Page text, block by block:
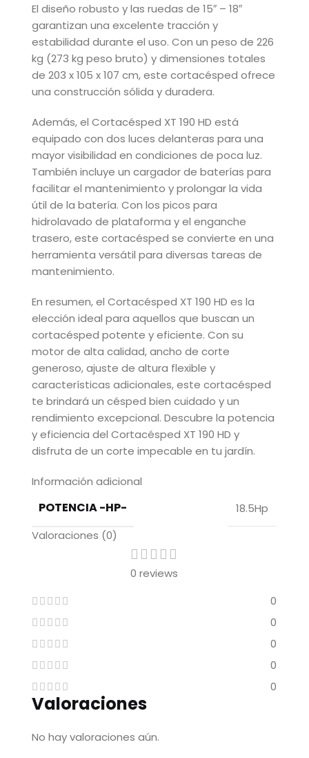
El diseño robusto y las ruedas de 15″ – 18″
garantizan una excelente tracción y
estabilidad durante el uso. Con un peso de 226
kg (273 kg peso bruto) y dimensiones totales
de 203 x 105 x 107 cm, este cortacésped ofrece
una construcción sólida y duradera.
Además, el Cortacésped XT 190 HD está
equipado con dos luces delanteras para una
mayor visibilidad en condiciones de poca luz.
También incluye un cargador de baterías para
facilitar el mantenimiento y prolongar la vida
útil de la batería. Con los picos para
hidrolavado de plataforma y el enganche
trasero, este cortacésped se convierte en una
herramienta versátil para diversas tareas de
mantenimiento.
En resumen, el Cortacésped XT 190 HD es la
elección ideal para aquellos que buscan un
cortacésped potente y eficiente. Con su
motor de alta calidad, ancho de corte
generoso, ajuste de altura flexible y
características adicionales, este cortacésped
te brindará un césped bien cuidado y un
rendimiento excepcional. Descubre la potencia
y eficiencia del Cortacésped XT 190 HD y
disfruta de un corte impecable en tu jardín.
Información adicional
POTENCIA -HP-
18.5Hp
Valoraciones (0)
0 reviews
0
0
0
0
0
Valoraciones
No hay valoraciones aún.